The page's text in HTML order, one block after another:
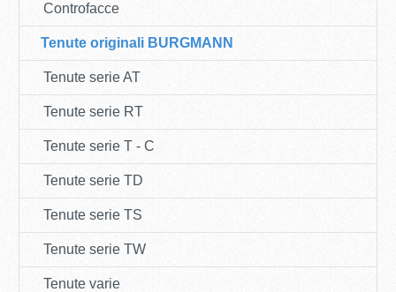
Controfacce
Tenute originali BURGMANN
Tenute serie AT
Tenute serie RT
Tenute serie T - C
Tenute serie TD
Tenute serie TS
Tenute serie TW
Tenute varie